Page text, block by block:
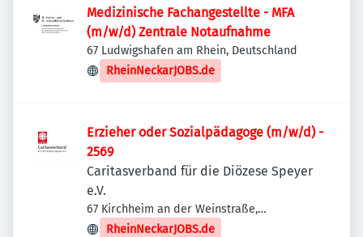
Medizinische Fachangestellte - MFA
(m/w/d) Zentrale Notaufnahme
67 Ludwigshafen am Rhein, Deutschland
RheinNeckarJOBS.de
Erzieher oder Sozialpädagoge (m/w/d) -
2569
Caritasverband für die Diözese Speyer
e.V.
67 Kirchheim an der Weinstraße,
Deutschland
RheinNeckarJOBS.de